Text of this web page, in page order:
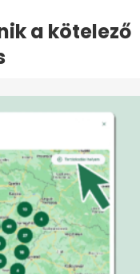
a kötelező